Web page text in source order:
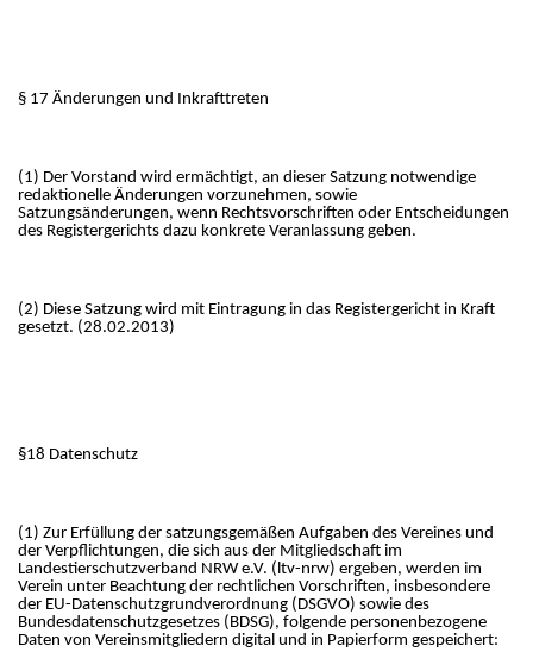
§ 17 Änderungen und Inkrafttreten
(1) Der Vorstand wird ermächtigt, an dieser Satzung notwendige
redaktionelle Änderungen vorzunehmen, sowie
Satzungsänderungen, wenn Rechtsvorschriften oder Entscheidungen
des Registergerichts dazu konkrete Veranlassung geben.
(2) Diese Satzung wird mit Eintragung in das Registergericht in Kraft
gesetzt. (28.02.2013)
§18 Datenschutz
(1) Zur Erfüllung der satzungsgemäßen Aufgaben des Vereines und
der Verpflichtungen, die sich aus der Mitgliedschaft im
Landestierschutzverband NRW e.V. (ltv-nrw) ergeben, werden im
Verein unter Beachtung der rechtlichen Vorschriften, insbesondere
der EU-Datenschutzgrundverordnung (DSGVO) sowie des
Bundesdatenschutzgesetzes (BDSG), folgende personenbezogene
Daten von Vereinsmitgliedern digital und in Papierform gespeichert: